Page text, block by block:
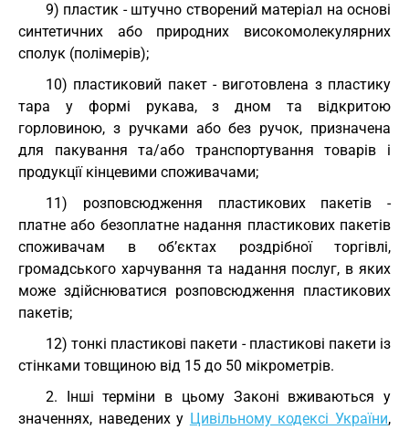
9) пластик - штучно створений матеріал на основі
синтетичних або природних високомолекулярних
сполук (полімерів);
10) пластиковий пакет - виготовлена з пластику
тара у формі рукава, з дном та відкритою
горловиною, з ручками або без ручок, призначена
для пакування та/або транспортування товарів і
продукції кінцевими споживачами;
11) розповсюдження пластикових пакетів -
платне або безоплатне надання пластикових пакетів
споживачам в об’єктах роздрібної торгівлі,
громадського харчування та надання послуг, в яких
може здійснюватися розповсюдження пластикових
пакетів;
12) тонкі пластикові пакети - пластикові пакети із
стінками товщиною від 15 до 50 мікрометрів.
2. Інші терміни в цьому Законі вживаються у
значеннях, наведених у Цивільному кодексі України,